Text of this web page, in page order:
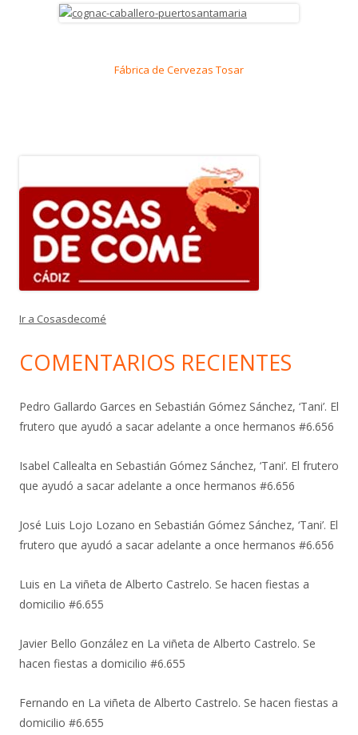
Fábrica de Cervezas Tosar
Ir a Cosasdecomé
COMENTARIOS RECIENTES
Pedro Gallardo Garces en Sebastián Gómez Sánchez, ‘Tani’. El
frutero que ayudó a sacar adelante a once hermanos #6.656
Isabel Callealta en Sebastián Gómez Sánchez, ‘Tani’. El frutero
que ayudó a sacar adelante a once hermanos #6.656
José Luis Lojo Lozano en Sebastián Gómez Sánchez, ‘Tani’. El
frutero que ayudó a sacar adelante a once hermanos #6.656
Luis en La viñeta de Alberto Castrelo. Se hacen fiestas a
domicilio #6.655
Javier Bello González en La viñeta de Alberto Castrelo. Se
hacen fiestas a domicilio #6.655
Fernando en La viñeta de Alberto Castrelo. Se hacen fiestas a
domicilio #6.655